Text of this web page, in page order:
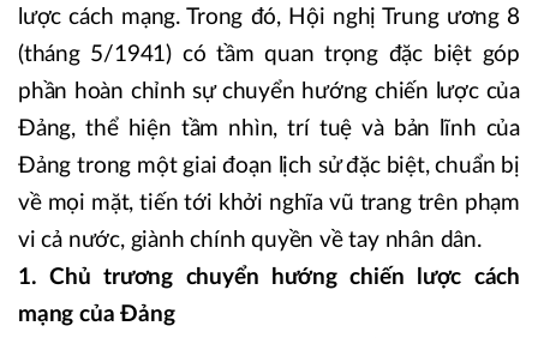
lược cách mạng. Trong đó, Hội nghị Trung ương 8
(tháng 5/1941) có tầm quan trọng đặc biệt góp
phần hoàn chỉnh sự chuyển hướng chiến lược của
Đảng, thể hiện tầm nhìn, trí tuệ và bản lĩnh của
Đảng trong một giai đoạn lịch sử đặc biệt, chuẩn bị
về mọi mặt, tiến tới khởi nghĩa vũ trang trên phạm
vi cả nước, giành chính quyền về tay nhân dân.
1. Chủ trương chuyển hướng chiến lược cách
mạng của Đảng